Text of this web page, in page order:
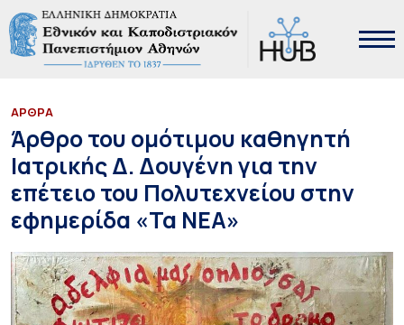
ΑΡΘΡΑ
Άρθρο του ομότιμου καθηγητή
Ιατρικής Δ. Δουγένη για την
επέτειο του Πολυτεχνείου στην
εφημερίδα «Τα ΝΕΑ»